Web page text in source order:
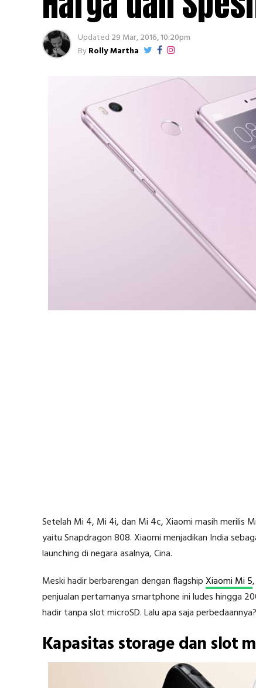
Updated 29 Mar, 2016, 10:20pm
ByRolly Martha
Setelah Mi 4, Mi 4i, dan Mi 4c, Xiaomi masih merilis
yaitu Snapdragon 808. Xiaomi menjadikan India
launching di negara asalnya, Cina.
Meski hadir berbarengan dengan flagshipXiaomi Mi 5
penjualan pertamanya smartphone ini ludes hingga
hadir tanpa slot microSD. Lalu apa saja perbedaannya?
Kapasitas storage dan slot